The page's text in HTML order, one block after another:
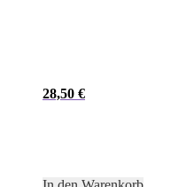
28,50 €